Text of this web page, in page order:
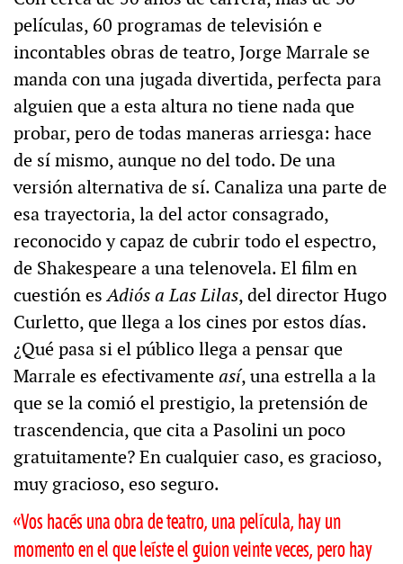
películas, 60 programas de televisión e
incontables obras de teatro, Jorge Marrale se
manda con una jugada divertida, perfecta para
alguien que a esta altura no tiene nada que
probar, pero de todas maneras arriesga: hace
de sí mismo, aunque no del todo. De una
versión alternativa de sí. Canaliza una parte de
esa trayectoria, la del actor consagrado,
reconocido y capaz de cubrir todo el espectro,
de Shakespeare a una telenovela. El film en
cuestión esAdiós a Las Lilas, del director Hugo
Curletto, que llega a los cines por estos días.
¿Qué pasa si el público llega a pensar que
Marrale es efectivamenteasí, una estrella a la
que se la comió el prestigio, la pretensión de
trascendencia, que cita a Pasolini un poco
gratuitamente? En cualquier caso, es gracioso,
muy gracioso, eso seguro.
«Vos hacés una obra de teatro, una película, hay un
momento en el que leíste el guion veinte veces, pero hay